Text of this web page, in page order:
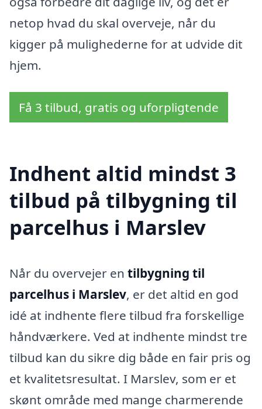
netop hvad du skal overveje, når du
kigger på mulighederne for at udvide dit
hjem.
Få 3 tilbud, gratis og uforpligtende
Indhent altid mindst 3
tilbud på tilbygning til
parcelhus i Marslev
Når du overvejer en tilbygning til
parcelhus i Marslev, er det altid en god
idé at indhente flere tilbud fra forskellige
håndværkere. Ved at indhente mindst tre
tilbud kan du sikre dig både en fair pris og
et kvalitetsresultat. I Marslev, som er et
skønt område med mange charmerende